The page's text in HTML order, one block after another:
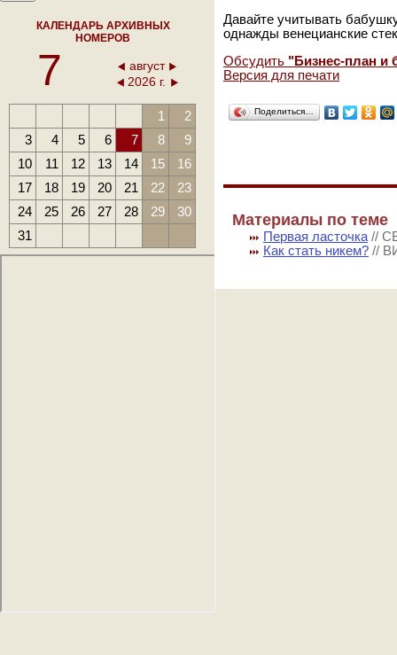
КАЛЕНДАРЬ АРХИВНЫХ
НОМЕРОВ
7
август
2026 г.
1
2
3
4 5 6 7 8
9
10
11 12 13 14 15
16
17
18 19 20 21 22
23
24
25 26 27 28 29
30
31
Давайте учитывать
однажды венецианские
Обсудить "Бизнес-план и
Версия для печати
Поделиться…
Материалы по теме
Первая ласточка //
Как стать никем? //